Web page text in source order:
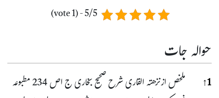
5/5 - (1 vote)
حوالہ جات
1
↑ ملخص ازنزھتہ القاری شرح صحیح بخاری ج اص 234 مطبوعہ